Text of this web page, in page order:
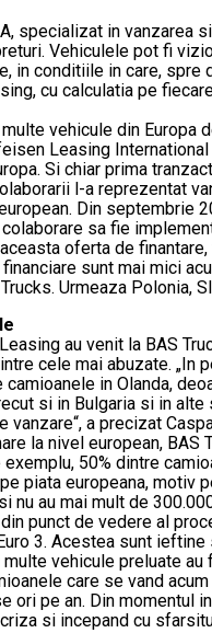
specializat in
Vehiculele pot fi
in conditiile in care,
cu calculatia pe
vehicule din
Leasing
Si chiar prima
l-a reprezentat
Din septembrie
sa fie
oferta de
sunt mai mici
Urmeaza Polonia,
au venit la BAS
cele mai abuzate.
camioanele in Olanda,
si in Bulgaria si in
a precizat
la nivel european,
50% dintre
piata europeana,
au mai mult de
punct de vedere al
3. Acestea sunt
vehicule preluate
care se vand
ori pe an. Din momentul
si incepand cu